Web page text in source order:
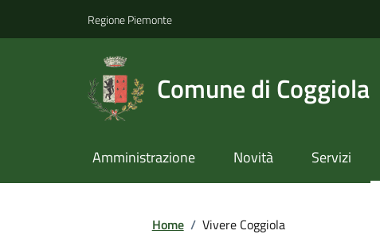
Regione Piemonte
Comune di Coggiola
Amministrazione Novità Servizi
Home / Vivere Coggiola